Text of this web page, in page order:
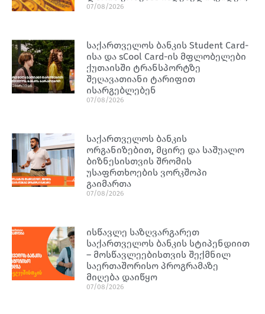
07/08/2026
საქართველოს ბანკის Student Card-
ისა და sCool Card-ის მფლობელები
ქუთაისში ტრანსპორტზე
შეღავათიანი ტარიფით
ისარგებლებენ
07/08/2026
საქართველოს ბანკის
ორგანიზებით, მცირე და საშუალო
ბიზნესისთვის შრომის
უსაფრთხოების ვორკშოპი
გაიმართა
07/08/2026
ისწავლე საზღვარგარეთ
საქართველოს ბანკის სტიპენდიით
– მოსწავლეებისთვის შექმნილ
საერთაშორისო პროგრამაზე
მიღება დაიწყო
07/08/2026